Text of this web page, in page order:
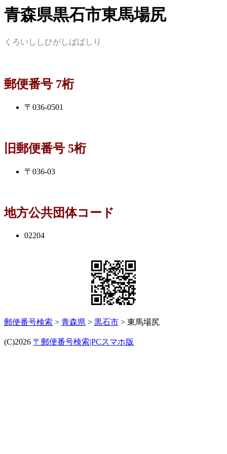
青森県黒石市東馬場尻
くろいししひがしばばしり
郵便番号 7桁
〒036-0501
旧郵便番号 5桁
〒036-03
地方公共団体コード
02204
郵便番号検索 > 青森県 > 黒石市 > 東馬場尻
(C)2026 〒郵便番号検索|PCスマホ版